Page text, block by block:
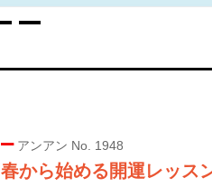
アンアン No. 1948
春から始める開運レッス